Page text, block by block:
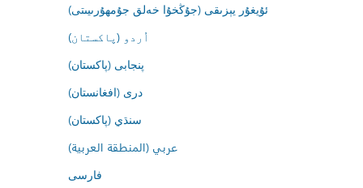
ئۇيغۇر يېزىقى (جۇڭخۇا خەلق جۇمھۇرىيىتى)
اُردو (پاکستان)
پنجابی (پاکستان)
درى (افغانستان)
سنڌي (پاکستان)
عربي (المنطقة العربية)
فارسى